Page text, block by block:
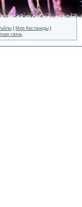
Мир Кастанеды
связь